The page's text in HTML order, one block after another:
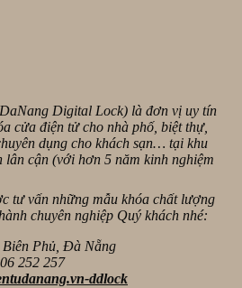
Digital Lock) là đơn vị uy tín
cửa điện tử cho nhà phố, biệt thự,
dụng cho khách sạn… tại khu
cận (với hơn 5 năm kinh nghiệm
tư vấn những mẫu khóa chất lượng
chuyên nghiệp Quý khách nhé:
Phủ, Đà Nẵng
252 257
ddlock